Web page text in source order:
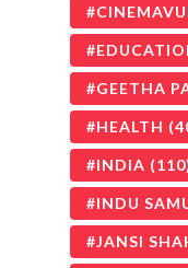
GEETHA
HEALTH
INDIA
INDU
JANSI